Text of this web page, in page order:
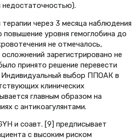
недостаточностью).
через 3 месяца наблюдения
повышение уровня гемоглобина до
не отмечалось,
зарегистрировано не
принято решение перевести
выбор ППОАК в
клинических
главным образом на
с антикоагулянтами.
и соавт. [9] предписывает
с высоким риском